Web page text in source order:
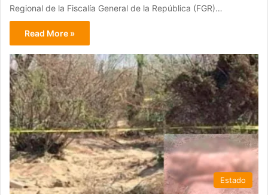
Regional de la Fiscalía General de la República (FGR)…
Read More »
Estado